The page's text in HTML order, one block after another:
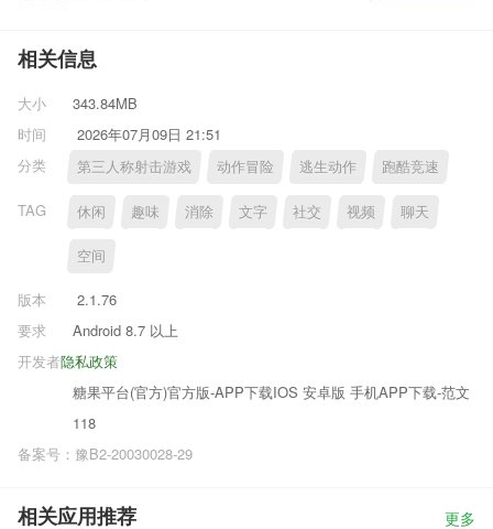
相关信息
大小
343.84MB
时间
2026年07月09日 21:51
分类
第三人称射击游戏 动作冒险 逃生动作 跑酷竞速
TAG 休闲 趣味 消除 文字 社交 视频 聊天
空间
版本
2.1.76
要求
Android 8.7 以上
隐私政策
开发者
糖果平台(官方)官方版-APP下载IOS 安卓版 手机APP下载-范文
118
备案号：豫B2-20030028-29
相关应用推荐 更多